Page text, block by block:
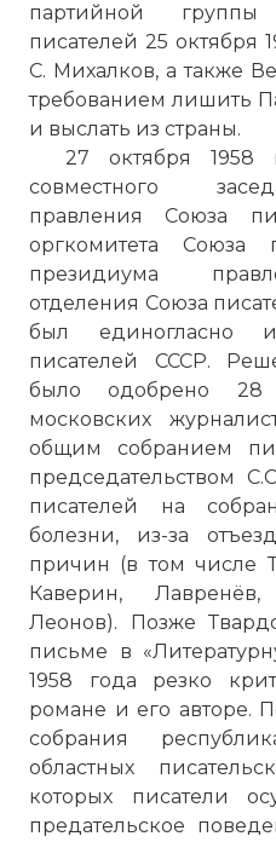
партийной
писателей 25 октября
С. Михалков, а также
требованием лишить
и выслать из страны.
27 октября 1958
совместного
правления Союза
оргкомитета
президиума
отделения Союза
был единогласно
писателей СССР.
было одобрено 28
московских
общим собранием
председательством
писателей на
болезни, из-за
причин (в том числе
Каверин,
Леонов). Позже
письме в
1958 года резко
романе и его авторе.
собрания
областных
которых писатели
предательское